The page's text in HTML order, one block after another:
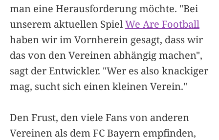
man eine Herausforderung möchte. "Bei
unserem aktuellen SpielWe Are Football
haben wir im Vornherein gesagt, dass wir
das von den Vereinen abhängig machen",
sagt der Entwickler. "Wer es also knackiger
mag, sucht sich einen kleinen Verein."
Den Frust, den viele Fans von anderen
Vereinen als dem FC Bayern empfinden,